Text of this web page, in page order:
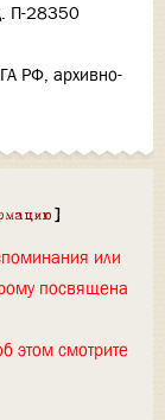
П-28350
РФ, архивно-
]
или
посвящена
этом смотрите